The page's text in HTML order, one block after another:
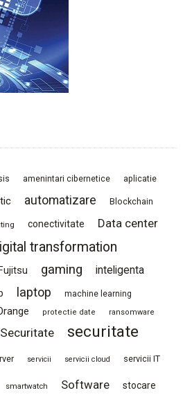
amenintari cibernetice aplicatie
automatizare Blockchain
conectivitate Data center
transformation
Fujitsu gaming
inteligenta
laptop machine learning
protectie date ransomware
Securitate
securitate
servicii servicii cloud servicii IT
smartwatch Software stocare